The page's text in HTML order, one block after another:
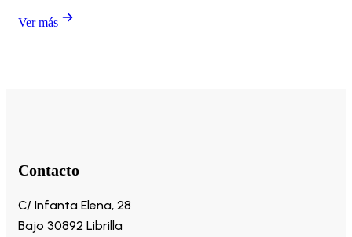
Ver más
Contacto
C/ Infanta Elena, 28
Bajo 30892 Librilla